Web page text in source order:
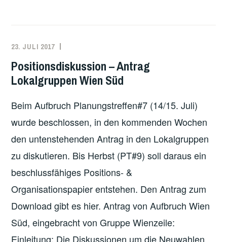
23. JULI 2017
ORIENTIERUNG
UNCATEGORIZED
Positionsdiskussion – Antrag
Lokalgruppen Wien Süd
Beim Aufbruch Planungstreffen#7 (14/15. Juli)
wurde beschlossen, in den kommenden Wochen
den untenstehenden Antrag in den Lokalgruppen
zu diskutieren. Bis Herbst (PT#9) soll daraus ein
beschlussfähiges Positions- &
Organisationspapier entstehen. Den Antrag zum
Download gibt es hier. Antrag von Aufbruch Wien
Süd, eingebracht von Gruppe Wienzeile:
Einleitung: Die Diskussionen um die Neuwahlen